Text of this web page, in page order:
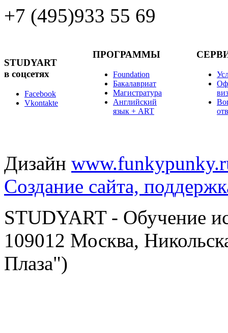
+7 (495)933 55 69
STUDYART
в соцсетях
Facebook
Vkontakte
ПРОГРАММЫ
Foundation
Бакалавриат
Магистратура
Английский
язык + ART
Дизайн
Создание сайта,
STUDYART - Обучение
109012 Москва,
Плаза")